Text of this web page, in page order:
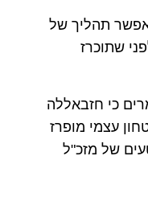
תהליך של
שתוכרז
כי חזבאללה
עצמי מופרז
של מזכ"ל